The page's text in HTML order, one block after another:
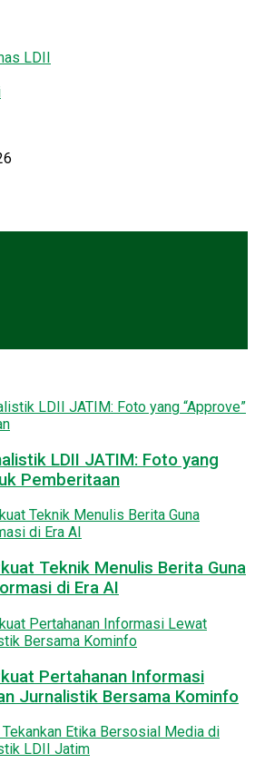
LDII
LDII JATIM: Foto yang
Pemberitaan
Teknik Menulis Berita Guna
di Era AI
Pertahanan Informasi
Jurnalistik Bersama Kominfo